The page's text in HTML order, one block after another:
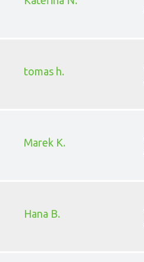
tomas h.
Marek K.
Hana B.